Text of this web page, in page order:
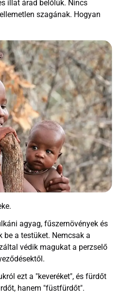
illat árad belőlük. Nincs
szagának. Hogyan
agyag, fűszernövények és
be a testüket. Nemcsak a
védik magukat a perzselő
ezt a "keveréket", és fürdőt
hanem "füstfürdőt".